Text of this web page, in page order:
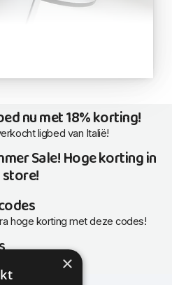
nu met 18% korting!
ligbed van Italië!
Sale! Hoge korting in
hoge korting met deze codes!
collecties
×